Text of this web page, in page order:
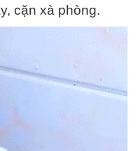
cặn xà phòng.